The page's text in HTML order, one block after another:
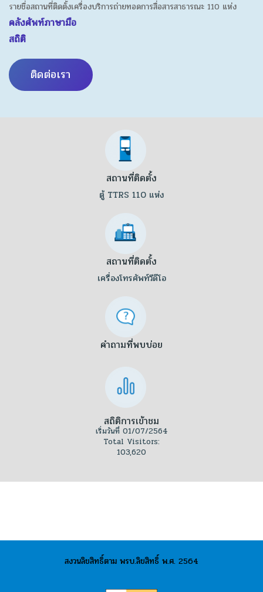
รายชื่อสถานที่ติดตั้งเครื่องบริการถ่ายทอดการสื่อสารสาธารณะ 110 แห่ง
คลังศัพท์ภาษามือ
สถิติ
ติดต่อเรา
สถานที่ติดตั้ง
ตู้ TTRS 110 แห่ง
สถานที่ติดตั้ง
เครื่องโทรศัพท์วีดีโอ
คำถามที่พบบ่อย
สถิติการเข้าชม
เริ่มวันที่ 01/07/2564
Total Visitors:
103,620
สงวนลิขสิทธิ์ตาม พรบ.ลิขสิทธิ์ พ.ศ. 2564